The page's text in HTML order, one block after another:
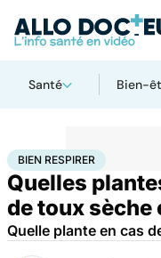
Santé Bien-
AccueilSantéBien respirer
BIEN RESPIRER
Quelles
de toux sèche
Quelle plante en cas